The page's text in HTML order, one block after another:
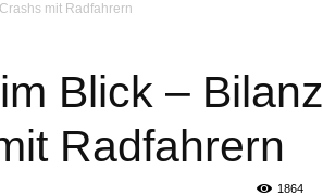
mit Radfahrern
Blick – Bilanz
Radfahrern
1864